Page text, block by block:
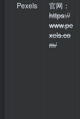
Pexels
官网：
https://
www.pe
xels.co
m/